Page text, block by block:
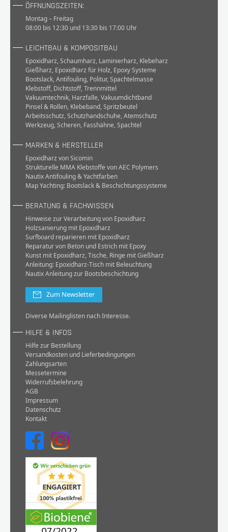
ÖFFNUNGSZEITEN:
Montag – Freitag
08:00 bis 12:30 und 13:30 bis 17:00 Uhr
LEICHTBAU & KOMPOSITBAU
Epoxidharz, Schaumharz, Laminierharz, Klebeharz
Gießharz, Epoxidharz für Holz, Epoxy Systeme
Bootslack, Antifouling, Politur, Spachtelmasse
Klebstoff, Dichtstoff, Trennmittel
Vakuumtechnik, Harzfalle, Vakuumdichtband
Pinsel & Rollen, Klebeband, Spritzbeutel
Arbeitsschutz, Schutzhandschuhe, Atemschutz
Werkzeug, Scheren, Fasshähne, Spachtel
MARKEN & HERSTELLER
Epoxidharz von Sicomin
Strukturelle MMA Klebstoffe von AEC Polymers
Nautix Antifouling & Yachtfarben
Map Yachting: Bootslack & Beschichtungssysteme
BERATUNG & FACHWISSEN
Hinweise zur Verarbeitung von Epoxidharz
Holzsanierung mit Epoxidharz
Surfboard reparieren mit Epoxidharz
Reparatur von Beton und Estrich mit Epoxy
Kunst mit Epoxidharz, Tische, Ringe mit Gießharz
Anleitung: Epoxidharz-Tisch mit Beleuchtung
Nautix Anleitung zur Bootsbeschichtung
Zum Newsletter
Diverse Mailinglisten nach Interesse.
HILFE & INFOS
Hilfe zur Bestellung
Versandkosten und Lieferbedingungen
Zahlungsarten
Messetermine
Widerrufsbelehrung
AGB
Impressum
Datenschutz
Kontakt